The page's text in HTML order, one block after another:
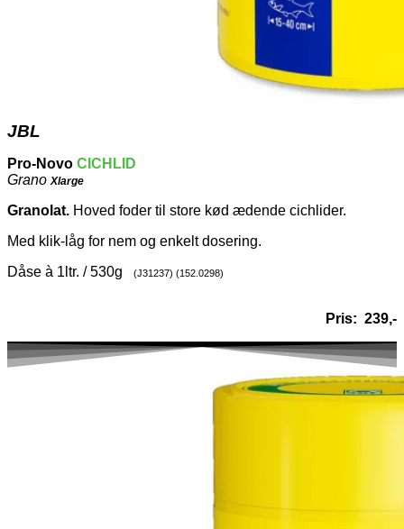
JBL
Pro-Novo CICHLID
Grano Xlarge
Granolat. Hoved foder til store kød ædende cichlider.
Med klik-låg for nem og enkelt dosering.
Dåse à 1ltr. / 530g
(J31237) (152.0298)
Pris: 239,-